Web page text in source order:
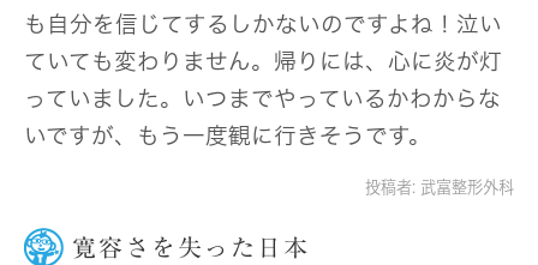
も自分を信じてするしかないのですよね！泣い
ていても変わりません。帰りには、心に炎が灯
っていました。いつまでやっているかわからな
いですが、もう一度観に行きそうです。
投稿者: 武富整形外科
寛容さを失った日本